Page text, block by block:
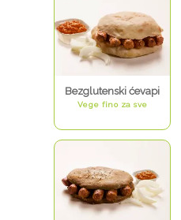
Bezglutenski ćevapi
Vege fino za sve